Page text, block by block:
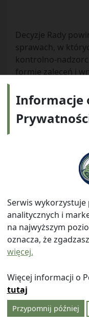
Decyzje Rady
sprawach, w
kontrolno-
formie zaleceń i
realizacji przez
wymagających
stanowisko w
W razie, gdy
uchwały,
zgłoszone
Wnioski
w pierwszej
Wnioski w
poza
Członek Rady
uchwałą w
Głosowanie
ustawy lub
wniosek
postanowić o
tajnego.
Informacje
Serwis wykorzystuje
analitycznych i
na najwyższym
oznacza, że
więcej.
Więcej informacji o
tutaj
Przypomnij później